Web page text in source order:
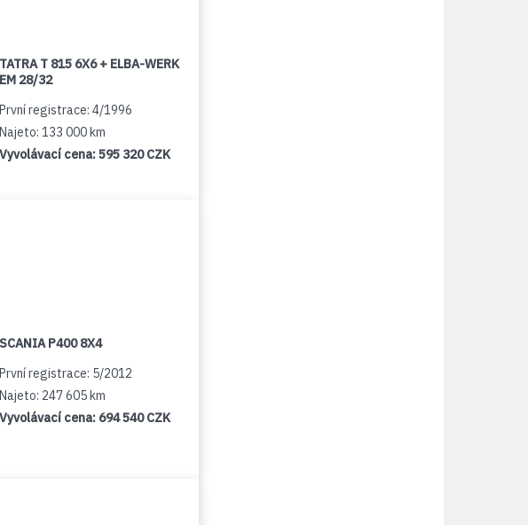
TATRA T 815 6X6 + ELBA-WERK
EM 28/32
První registrace: 4/1996
Najeto: 133 000 km
Vyvolávací cena:595 320 CZK
SCANIA P400 8X4
První registrace: 5/2012
Najeto: 247 605 km
Vyvolávací cena: 694 540 CZK